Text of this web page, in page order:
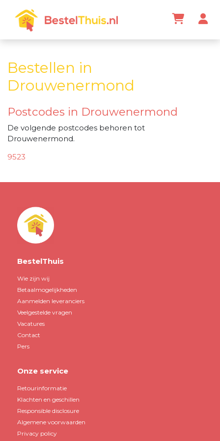
Bestellen in
Drouwenermond
Postcodes in Drouwenermond
De volgende postcodes behoren tot
Drouwenermond.
9523
BestelThuis
Wie zijn wij
Betaalmogelijkheden
Aanmelden leveranciers
Veelgestelde vragen
Vacatures
Contact
Pers
Onze service
Retourinformatie
Klachten en geschillen
Responsible disclosure
Algemene voorwaarden
Privacy policy